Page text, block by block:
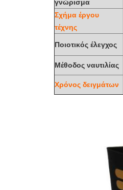
γνώρισμα
Σχήμα έργου
τέχνης
Ποιοτικός έλεγχος
Μέθοδος ναυτιλίας
Χρόνος δειγμάτων